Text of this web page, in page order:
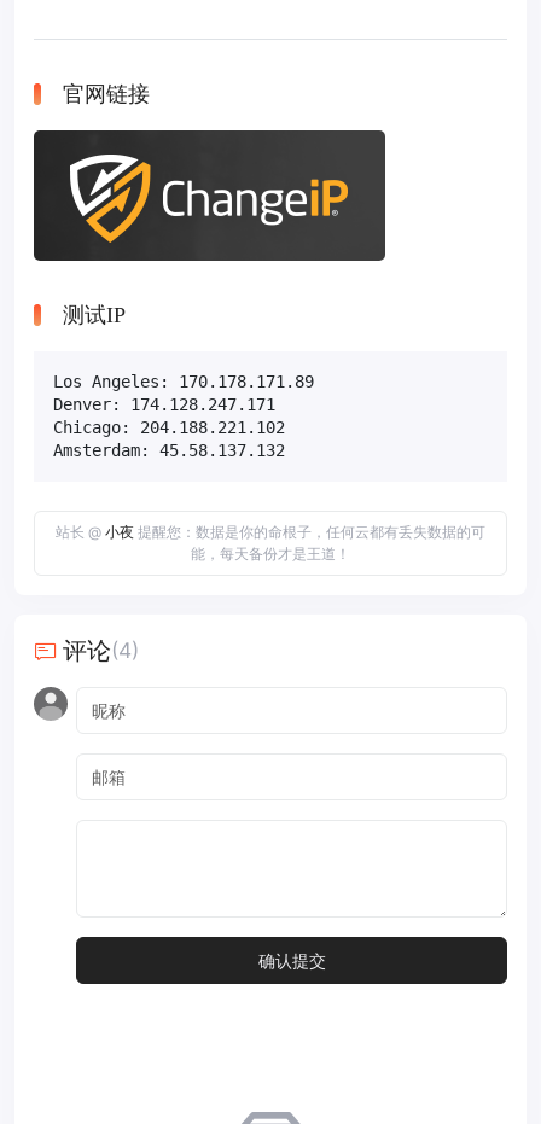
官网链接
测试IP
Los Angeles: 170.178.171.89
Denver: 174.128.247.171
Chicago: 204.188.221.102
Amsterdam: 45.58.137.132
站长 @ 小夜 提醒您：数据是你的命根子，任何云都有丢失数据的可
能，每天备份才是王道！
评论(4)